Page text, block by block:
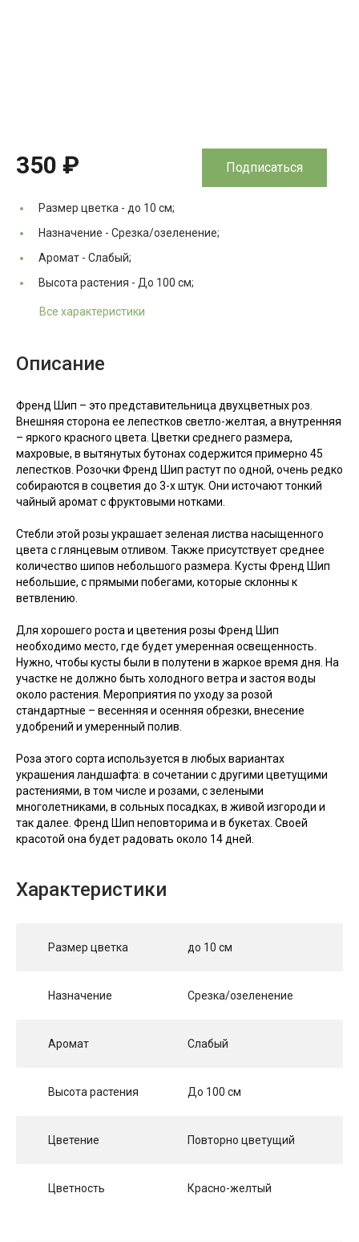
350 ₽ Подписаться
Размер цветка - до 10 см;
Назначение - Срезка/озеленение;
Аромат - Слабый;
Высота растения - До 100 см;
Все характеристики
Описание
Френд Шип – это представительница двухцветных роз.
Внешняя сторона ее лепестков светло-желтая, а внутренняя
– яркого красного цвета. Цветки среднего размера,
махровые, в вытянутых бутонах содержится примерно 45
лепестков. Розочки Френд Шип растут по одной, очень редко
собираются в соцветия до 3-х штук. Они источают тонкий
чайный аромат с фруктовыми нотками.
Стебли этой розы украшает зеленая листва насыщенного
цвета с глянцевым отливом. Также присутствует среднее
количество шипов небольшого размера. Кусты Френд Шип
небольшие, с прямыми побегами, которые склонны к
ветвлению.
Для хорошего роста и цветения розы Френд Шип
необходимо место, где будет умеренная освещенность.
Нужно, чтобы кусты были в полутени в жаркое время дня. На
участке не должно быть холодного ветра и застоя воды
около растения. Мероприятия по уходу за розой
стандартные – весенняя и осенняя обрезки, внесение
удобрений и умеренный полив.
Роза этого сорта используется в любых вариантах
украшения ландшафта: в сочетании с другими цветущими
растениями, в том числе и розами, с зелеными
многолетниками, в сольных посадках, в живой изгороди и
так далее. Френд Шип неповторима и в букетах. Своей
красотой она будет радовать около 14 дней.
Характеристики
Размер цветка до 10 см
Назначение Срезка/озеленение
Аромат Слабый
Высота растения До 100 см
Цветение Повторно цветущий
Цветность Красно-желтый